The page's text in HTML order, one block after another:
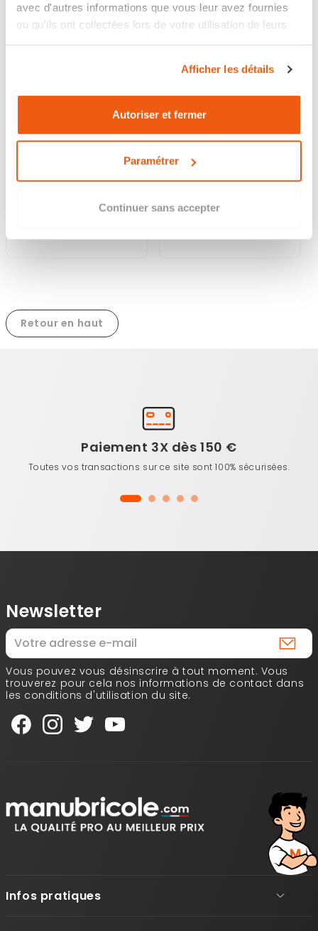
avec d'autres informations que vous leur avez fournies
ou qu'ils ont collectées lors de votre utilisation de leurs
Afficher les détails
Autoriser et fermer
Paramétrer
Continuer sans accepter
SOFTSHELL
CHARBON/NOIR
SOFTSHELL NOIR
Retour en haut
Paiement 3X dès 150 €
Toutes vos transactions sur ce site sont 100% sécurisées.
Newsletter
Vous pouvez vous désinscrire à tout moment. Vous
trouverez pour cela nos informations de contact dans
les conditions d'utilisation du site.
Infos pratiques